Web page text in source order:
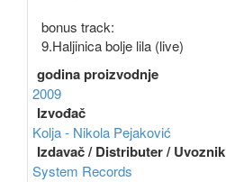
bonus track:
9.Haljinica bolje lila (live)
godina proizvodnje
2009
Izvođač
Kolja - Nikola Pejaković
Izdavač / Distributer / Uvoznik
System Records